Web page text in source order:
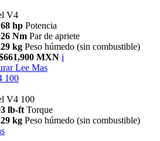
V4
hp Potencia
Nm Par de apriete
kg Peso húmedo (sin combustible)
MXN i
Lee Mas
100
V4 100
lb-ft Torque
kg Peso húmedo (sin combustible)